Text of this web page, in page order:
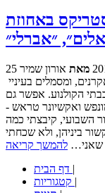
״טד 2״, ״אסטריקס באחוזת
״אברלי״
מאת אורון שמיר
הקולנוע. אפשר גם
ואקשיונר טראש -
השבועי, קיבצתי כמה
ביניהן, ולא שכחתי
שאני… להמשך קריאה
|
|